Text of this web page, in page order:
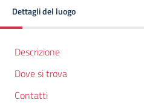
Dettagli del luogo
Descrizione
Dove si trova
Contatti